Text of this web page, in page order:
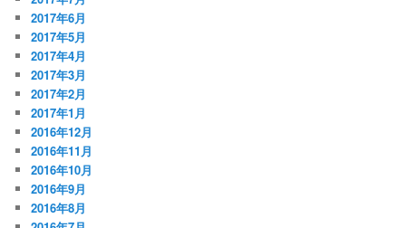
2017年6月
2017年5月
2017年4月
2017年3月
2017年2月
2017年1月
2016年12月
2016年11月
2016年10月
2016年9月
2016年8月